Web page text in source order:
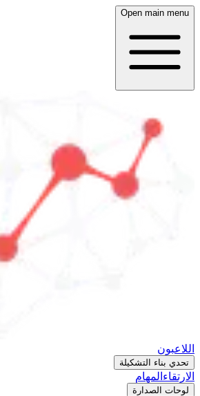
Open main menu
اللاعبون
تحدي بناء التشكيلة
الارتقاء المهام
لوحات الصدارة